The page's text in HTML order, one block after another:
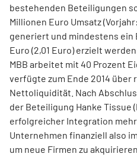
bestehenden Beteiligungen
Millionen Euro Umsatz
generiert und mindestens ein
Euro (2,01 Euro) erzielt werden.
MBB arbeitet mit 40 Prozent
verfügte zum Ende 2014 über
Nettoliquidität. Nach
der Beteiligung Hanke Tissue
erfolgreicher Integra­tion
Unternehmen finanziell also
um neue Firmen zu